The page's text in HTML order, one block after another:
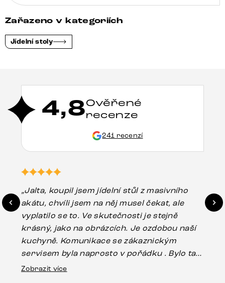
Zařazeno v kategoriích
Jídelní stoly
4,8Ověřené
recenze
241 recenzí
„Jalta, koupil jsem jídelní stůl z masivního
akátu, chvíli jsem na něj musel čekat, ale
vyplatilo se to. Ve skutečnosti je stejně
krásný, jako na obrázcích. Je ozdobou naší
kuchyně. Komunikace se zákaznickým
servisem byla naprosto v pořádku . Bylo tam
drobné poškození u nohy stolu, které mohlo
Zobrazit více